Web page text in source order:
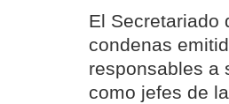
El Secretariado
condenas
responsables a
como jefes de